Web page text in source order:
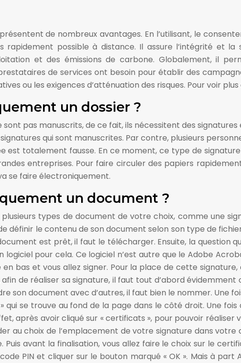
de nombreux avantages. En l’utilisant, le
possible à distance. Il assure l’intégrité et la
et des émissions de carbone. Globalement, il
de services ont besoin pour établir des
ou les exigences d’atténuation des risques. Pour voir plus
un dossier ?
pas manuscrits, de ce fait, ils nécessitent des
qui sont manuscrites. Par contre, plusieurs
est totalement fausse. En ce moment, ce type de
entreprises. Pour faire circuler des papiers
se faire électroniquement.
un document ?
types de document de votre choix, comme une
définir le contenu de son document selon son type de
est prêt, il faut le télécharger. Ensuite, la question
logiciel pour cela. Ce logiciel n’est autre que le Adobe
bas et vous allez signer. Pour la place de cette
de réaliser sa signature, il faut tout d’abord
son document avec d’autres, il faut bien le nommer. Une
qui se trouve au fond de la page dans le côté droit. Une
après avoir cliqué sur « certificats », pour pouvoir réaliser
au choix de l’emplacement de votre signature dans
avant la finalisation, vous allez faire le choix sur le
PIN et cliquer sur le bouton marqué « OK ». Mais à